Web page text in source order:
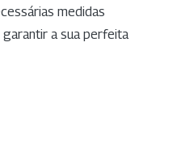
medidas
a sua perfeita